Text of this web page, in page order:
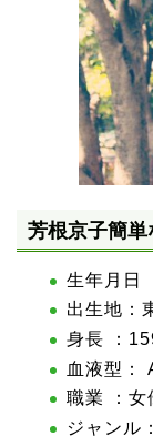
芳根京子簡
生年月日
出生地：
身長 ：
血液型：
職業 ：女
ジャンル